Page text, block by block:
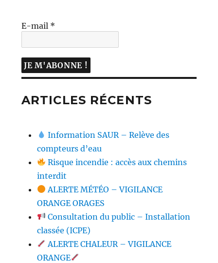
E-mail *
ARTICLES RÉCENTS
Information SAUR – Relève des
compteurs d’eau
Risque incendie : accès aux chemins
interdit
ALERTE MÉTÉO – VIGILANCE
ORANGE ORAGES
Consultation du public – Installation
classée (ICPE)
ALERTE CHALEUR – VIGILANCE
ORANGE